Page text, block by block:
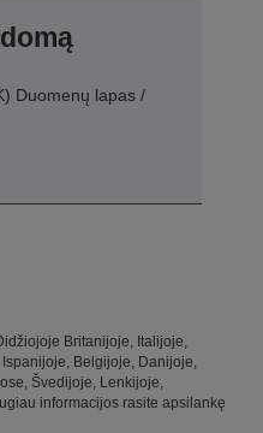
Duomenų lapas /
Britanijoje, Italijoje,
Belgijoje, Danijoje,
Švedijoje, Lenkijoje,
informacijos rasite apsilankę